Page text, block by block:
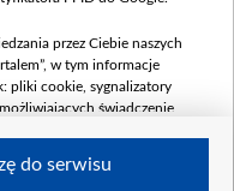
mln, 8
PLN
przez Ciebie naszych
w tym informacje
pliki cookie, sygnalizatory
świadczenie
do serwisu